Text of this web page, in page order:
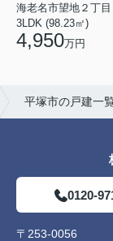
海老名市望地２丁目
3LDK (98.23㎡)
4,950万円
平塚市の戸建一
0120-
〒253-0056